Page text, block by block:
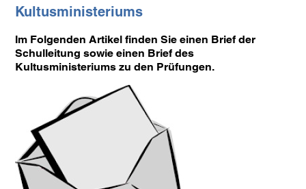
Kultusministeriums
Im Folgenden Artikel finden Sie einen Brief der
Schulleitung sowie einen Brief des
Kultusministeriums zu den Prüfungen.